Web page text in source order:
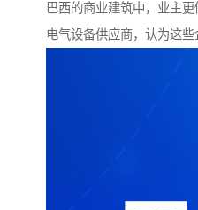
巴西的商业建筑中，业主
电气设备供应商，认为这些